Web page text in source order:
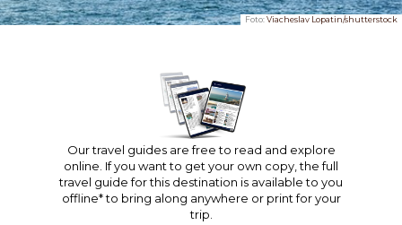
Foto:Viacheslav Lopatin/shutterstock
Our travel guides are free to read and explore
online. If you want to get your own copy, the full
travel guide for this destination is available to you
offline* to bring along anywhere or print for your
trip.​